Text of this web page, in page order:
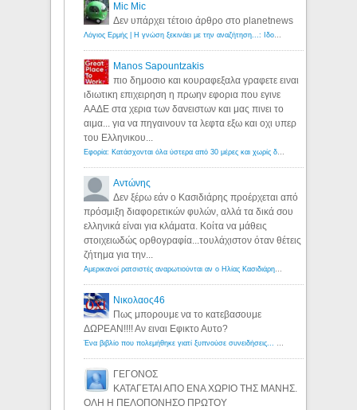
Mic Mic
Δεν υπάρχει τέτοιο άρθρο στο planetnews
Λόγιος Ερμής | Η γνώση ξεκινάει με την αναζήτηση...: Ιδού οι 18 που χρωστούν 11 δις ευρώ!
Manos Sapountzakis
πιο δημοσιο και κουραφεξαλα γραφετε ειναι
ιδιωτικη επιχειρηση η πρωην εφορια που εγινε
ΑΑΔΕ στα χερια των δανειστων και μας πινει το
αιμα... για να πηγαινουν τα λεφτα εξω και οχι υπερ
του Ελληνικου...
Εφορία: Κατάσχονται όλα ύστερα από 30 μέρες και χωρίς δικαστικές αποφάσεις - Λόγιος Ερμής
Αντώνης
Δεν ξέρω εάν ο Κασιδιάρης προέρχεται από
πρόσμιξη διαφορετικών φυλών, αλλά τα δικά σου
ελληνικά είναι για κλάματα. Κοίτα να μάθεις
στοιχειωδώς ορθογραφία...τουλάχιστον όταν θέτεις
ζήτημα για την...
Αμερικανοί ρατσιστές αναρωτιούνται αν ο Ηλίας Κασιδιάρης ανήκει στη λευκή φυλή... - Λόγιος Ερμής
Νικολαος46
Πως μπορουμε να το κατεβασουμε
ΔΩΡΕΑΝ!!!! Αν ειναι Εφικτο Αυτο?
Ένα βιβλίο που πολεμήθηκε γιατί ξυπνούσε συνειδήσεις... - Λόγιος Ερμής | Η γνώση ξεκινάει με την αναζήτηση...
ΓΕΓΟΝΟΣ
ΚΑΤΑΓΕΤΑΙ ΑΠΟ ΕΝΑ ΧΩΡΙΟ ΤΗΣ ΜΑΝΗΣ.
ΟΛΗ Η ΠΕΛΟΠΟΝΗΣΟ ΠΡΩΤΟΥ